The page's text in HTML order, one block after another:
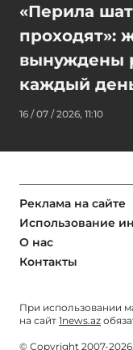
«Перила
проходят»:
вынуждены
каждый
16 / 07 / 2026, 11:10
Реклама на сайте
Использование
О нас
Контакты
При использовании
на сайт 1news.az
© Copyright 2007-